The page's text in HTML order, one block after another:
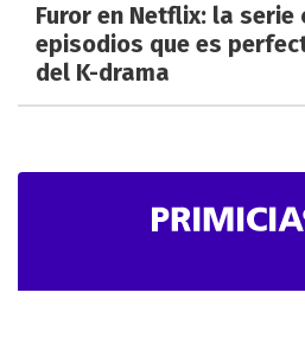
Furor en Netflix: la serie
episodios que es
del K-drama